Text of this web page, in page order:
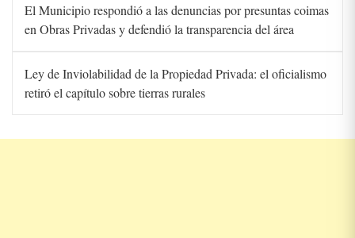
El Municipio respondió a las denuncias por presuntas coimas
en Obras Privadas y defendió la transparencia del área
Ley de Inviolabilidad de la Propiedad Privada: el oficialismo
retiró el capítulo sobre tierras rurales